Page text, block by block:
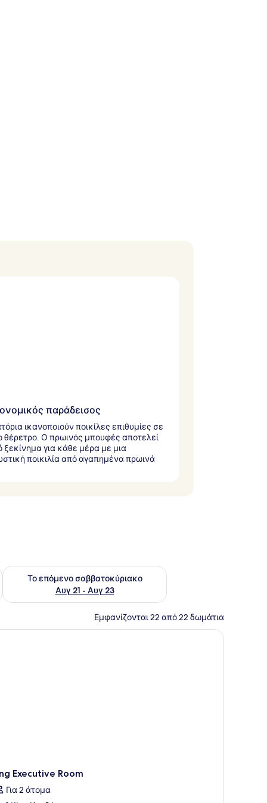
παράδεισος
ικανοποιούν ποικίλες επιθυμίες σε
θέρετρο. Ο πρωινός μπουφές αποτελεί
ξεκίνημα για κάθε μέρα με μια
ποικιλία από αγαπημένα πρωινά
Αυγ 14 - Αυγ 16
Το επόμενο σαββατοκύριακο
Αυγ 21 - Αυγ 23
Έλεγχος διαθεσιμότητας για το επόμενο
Εμφανίζονται 22 από 22 δωμάτια
Executive Room
Για 2 άτομα